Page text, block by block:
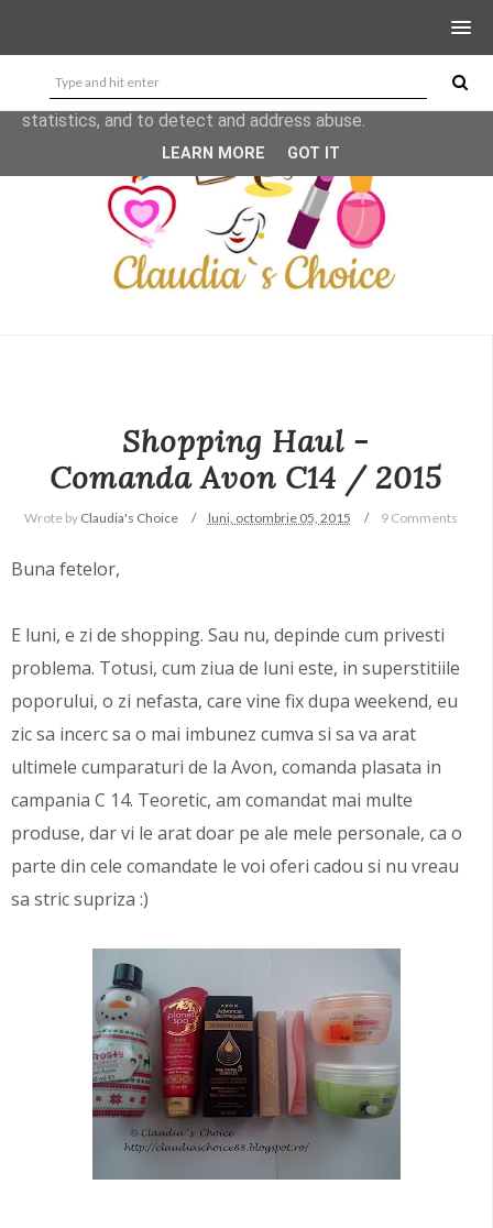
Shopping Haul -
Comanda Avon C14 / 2015
Wrote by Claudia's Choice luni, octombrie 05, 2015 9 Comments
Buna fetelor,
E luni, e zi de shopping. Sau nu, depinde cum privesti
problema. Totusi, cum ziua de luni este, in superstitiile
poporului, o zi nefasta, care vine fix dupa weekend, eu
zic sa incerc sa o mai imbunez cumva si sa va arat
ultimele cumparaturi de la Avon, comanda plasata in
campania C 14. Teoretic, am comandat mai multe
produse, dar vi le arat doar pe ale mele personale, ca o
parte din cele comandate le voi oferi cadou si nu vreau
sa stric supriza :)
This site uses cookies from Google to deliver its services
and to analyze traffic. Your IP address and user-agent are
shared with Google along with performance and security
metrics to ensure quality of service, generate usage
statistics, and to detect and address abuse.
LEARN MORE GOT IT